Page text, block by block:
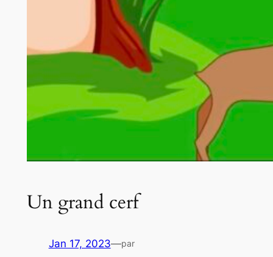
Un grand cerf
Jan 17, 2023—par